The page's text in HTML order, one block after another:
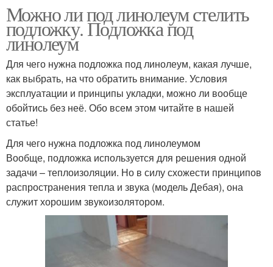
Можно ли под линолеум стелить
подложку. Подложка под
линолеум
Для чего нужна подложка под линолеум, какая лучше,
как выбрать, на что обратить внимание. Условия
эксплуатации и принципы укладки, можно ли вообще
обойтись без неё. Обо всем этом читайте в нашей
статье!
Для чего нужна подложка под линолеумом
Вообще, подложка используется для решения одной
задачи – теплоизоляции. Но в силу схожести принципов
распространения тепла и звука (модель Дебая), она
служит хорошим звукоизолятором.